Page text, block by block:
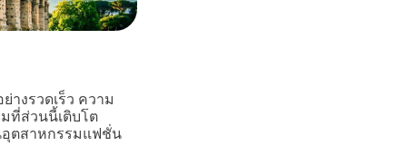
งรวดเร็ว ความ
ที่ส่วนนี้เติบโต
อุตสาหกรรมแฟชั่น